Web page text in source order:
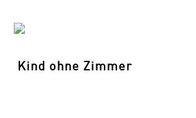
Kind ohne Zimmer